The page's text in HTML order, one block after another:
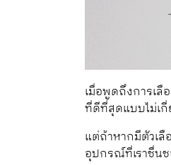
เมื่อพูดถึงการเ
ที่ดีที่สุดแบบไม่เ
แต่ถ้าหากมีตัวเ
อุปกรณ์ที่เราชื่น